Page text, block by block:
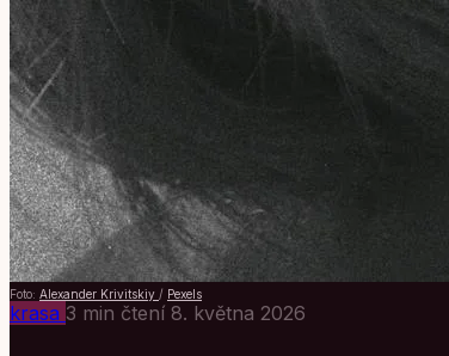
Foto: Alexander Krivitskiy / Pexels
krasa 3 min čtení 8. května 2026